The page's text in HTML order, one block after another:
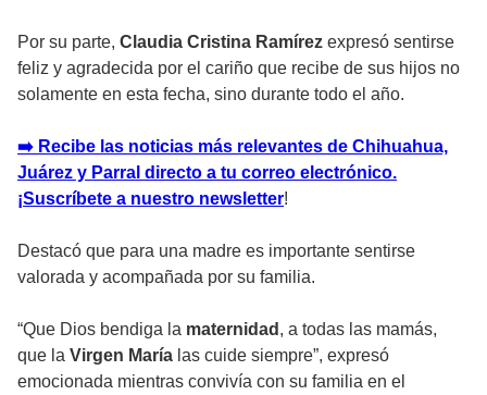
Por su parte, Claudia Cristina Ramírez expresó sentirse
feliz y agradecida por el cariño que recibe de sus hijos no
solamente en esta fecha, sino durante todo el año.
➡️ Recibe las noticias más relevantes de Chihuahua,
Juárez y Parral directo a tu correo electrónico.
¡Suscríbete a nuestro newsletter!
Destacó que para una madre es importante sentirse
valorada y acompañada por su familia.
“Que Dios bendiga la maternidad , a todas las mamás,
que la Virgen María las cuide siempre”, expresó
emocionada mientras convivía con su familia en el